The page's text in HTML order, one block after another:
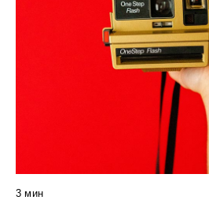
3 мин